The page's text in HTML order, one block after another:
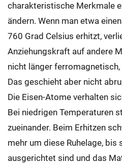
charakteristische Merkmale
ändern. Wenn man etwa
760 Grad Celsius erhitzt,
Anziehungskraft auf andere
nicht länger
Das geschieht aber nicht
Die Eisen-Atome verhalten
Bei niedrigen Temperaturen
zueinander. Beim Erhitzen
mehr um diese Ruhelage, bis
ausgerichtet sind und das